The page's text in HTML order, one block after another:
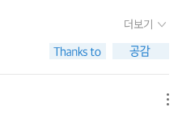
과 기울어진 탑]은 작가님 이름
을 읽는 독자의 이름을 적는 곳
만 아니라 함께 만드는 책이었
니 역시 박연철 작가님이시다
요.표지에서 소녀에게 소리를
더보기